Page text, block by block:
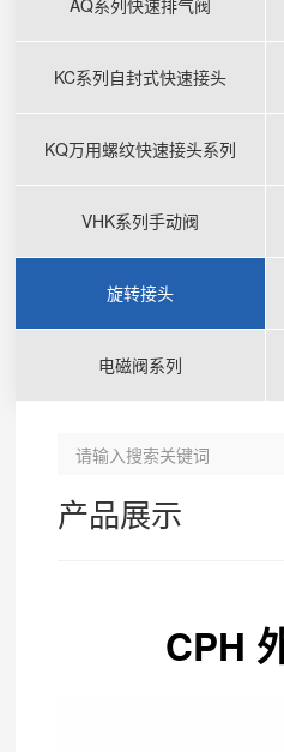
KC系列自封式快速接头
KQ万用螺纹快速接头系列
VHK系列手动阀
旋转接头
电磁阀系列
产品展示
CPH